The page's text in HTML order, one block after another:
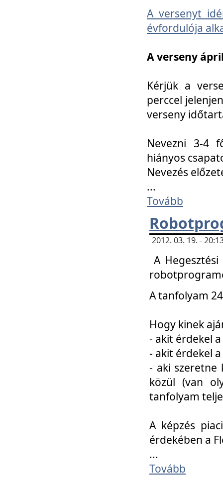
A versenyt
évfordulója
A verseny
Kérjük a
perccel
verseny
Nevezni 3-4
hiányos
Nevezés
...
Tovább
2012. 03. 19. -
A
A tanfolyam
Hogy kinek
- akit érdekel
- akit érdekel
- aki szeretne
közül (van
tanfolyam
A képzés
érdekében a
...
Tovább